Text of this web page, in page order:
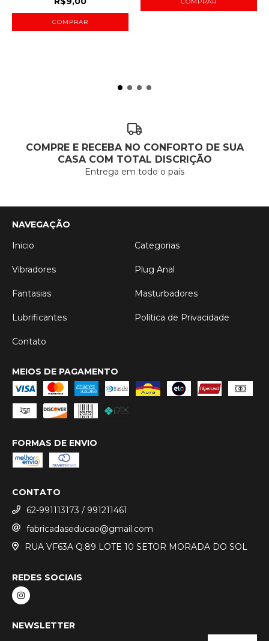
COMPRAR
COMPRE E RECEBA NO CONFORTO DE SUA
CASA COM TOTAL DISCRIÇÃO
Entrega em todo o país
NAVEGAÇÃO
Inicio
Categorias
Vibradores Plug Anal
Fantasias Masturbadores
Lubrificantes Política de Privacidade
Contato
MEIOS DE PAGAMENTO
FORMAS DE ENVIO
CONTATO
62-991113173 / 991211461
fabricadaseducao@gmail.com
RUA VF63A Q.89 LOTE 10 SETOR MORADA DO SOL
REDES SOCIAIS
NEWSLETTER